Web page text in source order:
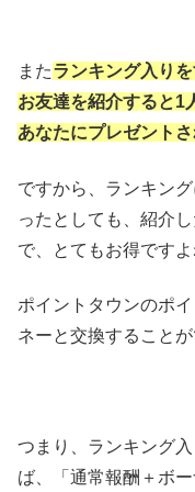
またランキング入り
お友達を紹介すると1
あなたにプレゼント
ですから、ランキン
ったとしても、紹介
で、とてもお得ですよ
ポイントタウンのポイ
ネーと交換することが
つまり、ランキング
ば、「通常報酬＋ボ